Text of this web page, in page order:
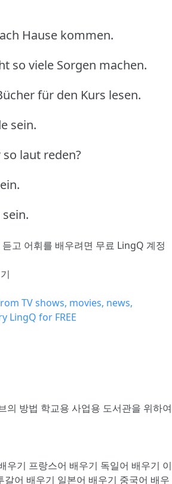
Hause kommen.
so viele Sorgen machen.
für den Kurs lesen.
sein.
laut reden?
고 어휘를 배우려면 무료 LingQ 계정
의 방법 학교용 사업용 도서관을 위하여
우기 프랑스어 배우기 독일어 배우기 이
갈어 배우기 일본어 배우기 중국어 배우